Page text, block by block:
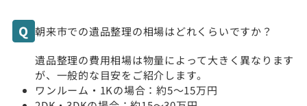
朝来市での遺品整理の相場はどれくらいですか？
遺品整理の費用相場は物量によって大きく異なります
が、一般的な目安をご紹介します。
ワンルーム・1Kの場合：約5〜15万円